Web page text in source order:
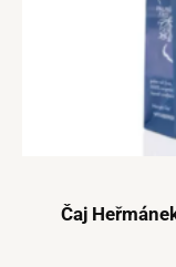
Čaj